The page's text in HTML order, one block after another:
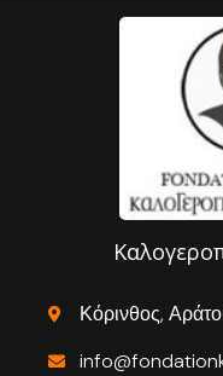
Κόρινθος,